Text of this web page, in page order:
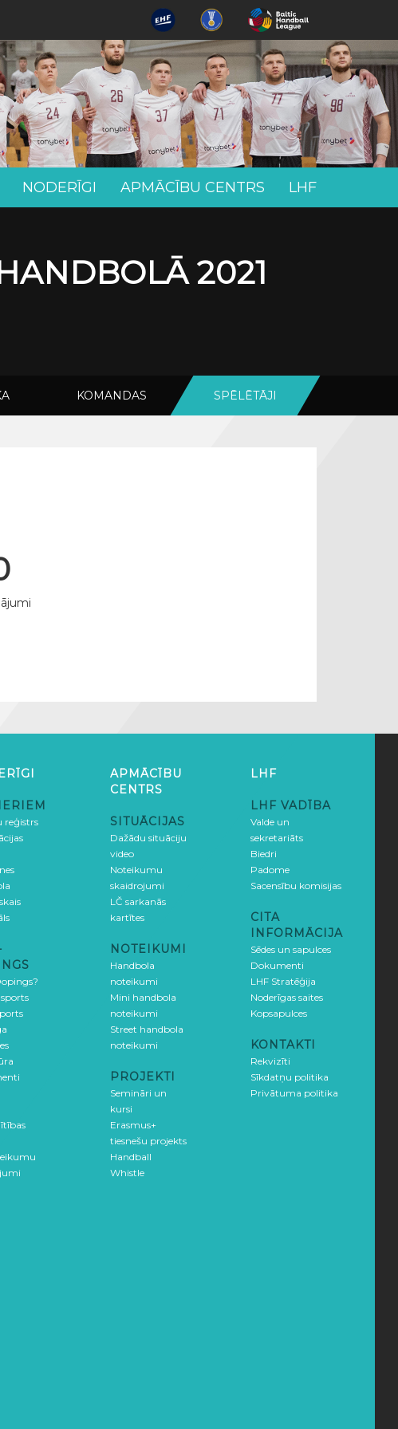
NODERĪGI APMĀCĪBU CENTRS LHF
2021
KOMANDAS SPĒLĒTĀJI
reģistrs
APMĀCĪBU
CENTRS
SITUĀCIJAS
Dažādu situāciju
video
Noteikumu
skaidrojumi
LČ sarkanās
kartītes
NOTEIKUMI
Handbola
noteikumi
Mini handbola
noteikumi
Street handbola
noteikumi
PROJEKTI
Semināri un
kursi
Erasmus+
tiesnešu projekts
Handball
Whistle
LHF
LHF VADĪBA
Valde un
sekretariāts
Biedri
Padome
Sacensību komisijas
CITA
INFORMĀCIJA
Sēdes un sapulces
Dokumenti
LHF Stratēģija
Noderīgas saites
Kopsapulces
KONTAKTI
Rekvizīti
Sīkdatņu politika
Privātuma politika